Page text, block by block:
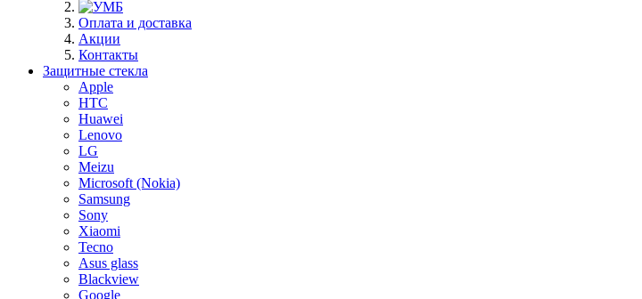
Оплата и доставка
Акции
Контакты
Защитные стекла
Apple
HTC
Huawei
Lenovo
LG
Meizu
Microsoft (Nokia)
Samsung
Sony
Xiaomi
Tecno
Asus glass
Blackview
Google